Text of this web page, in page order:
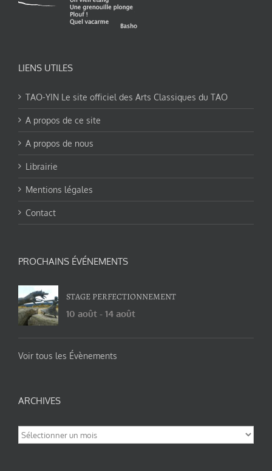
LIENS UTILES
TAO-YIN Le site officiel des Arts Classiques du TAO
A propos de ce site
A propos de nous
Librairie
Mentions légales
Contact
PROCHAINS ÉVÉNEMENTS
STAGE PERFECTIONNEMENT
10 août - 14 août
Voir tous les Évènements
ARCHIVES
Archives